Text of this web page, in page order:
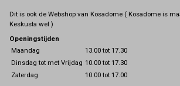
Dit is ook de Webshop van Kosadome ( Kosadome is
Keskusta wel )
Openingstijden
Maandag
13.00 tot 17.30
Dinsdag tot met Vrijdag 10.00 tot 17.30
Zaterdag
10.00 tot 17.00